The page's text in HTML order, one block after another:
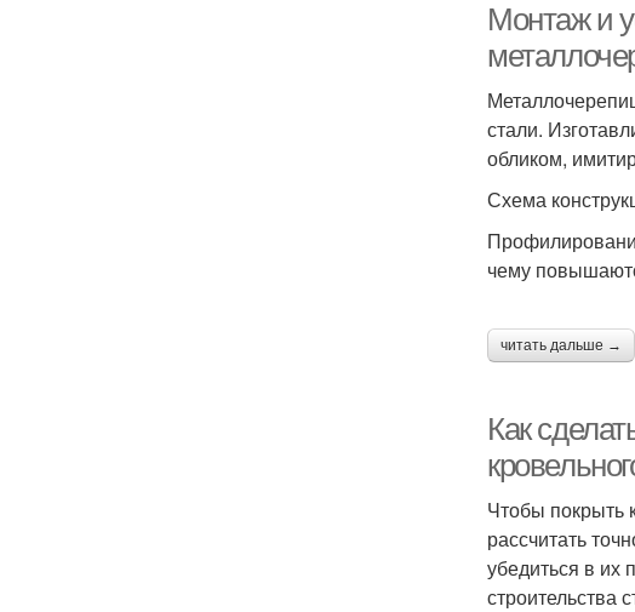
Монтаж и
стали.
обликом,
Схема
чему
читать дальше →
Как
Чтобы покрыть
рассчитать
убедиться в их
строительства